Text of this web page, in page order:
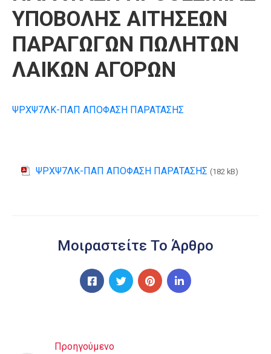
Επικοινωνία
ΥΠΟΒΟΛΗΣ ΑΙΤΗΣΕΩΝ
ΠΑΡΑΓΩΓΩΝ ΠΩΛΗΤΩΝ
ΛΑΙΚΩΝ ΑΓΟΡΩΝ
ΨΡΧΨ7ΛΚ-ΠΑΠ ΑΠΟΦΑΣΗ ΠΑΡΑΤΑΣΗΣ
ΨΡΧΨ7ΛΚ-ΠΑΠ ΑΠΟΦΑΣΗ ΠΑΡΑΤΑΣΗΣ (182 kB)
Μοιραστείτε Το Άρθρο
Προηγούμενο